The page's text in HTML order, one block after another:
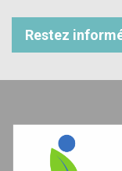
Restez